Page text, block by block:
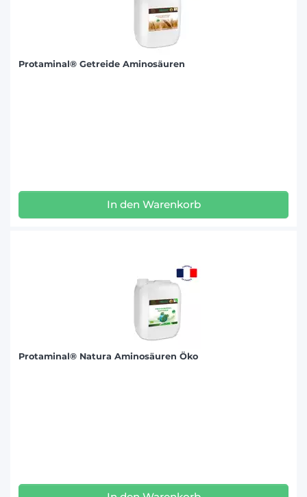
Protaminal® Getreide Aminosäuren
In den Warenkorb
Protaminal® Natura Aminosäuren Öko